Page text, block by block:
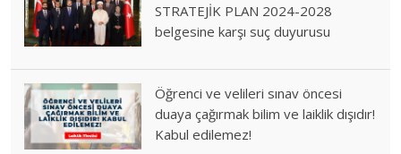
STRATEJİK PLAN 2024-2028
belgesine karşı suç duyurusu
Öğrenci ve velileri sınav öncesi
duaya çağırmak bilim ve laiklik dışıdır!
Kabul edilemez!